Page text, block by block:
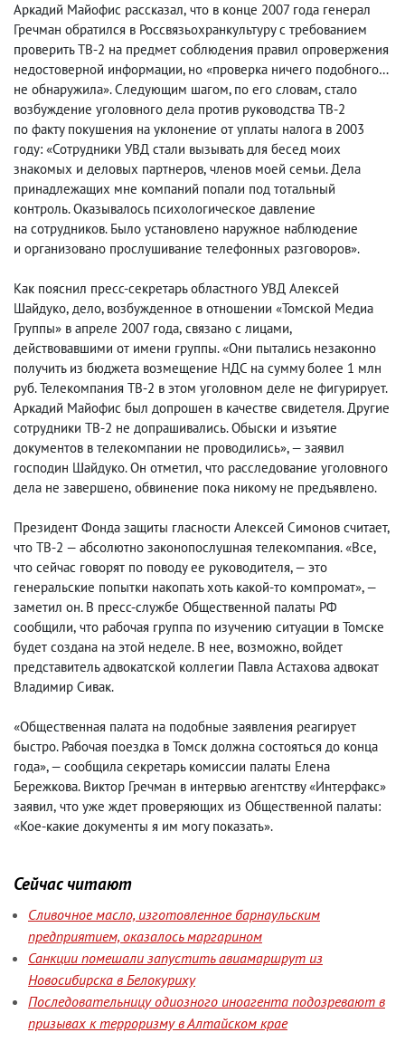
Аркадий Майофис рассказал, что в конце 2007 года генерал
Гречман обратился в Россвязьохранкультуру с требованием
проверить ТВ-2 на предмет соблюдения правил опровержения
недостоверной информации, но «проверка ничего подобного…
не обнаружила». Следующим шагом, по его словам, стало
возбуждение уголовного дела против руководства ТВ-2
по факту покушения на уклонение от уплаты налога в 2003
году: «Сотрудники УВД стали вызывать для бесед моих
знакомых и деловых партнеров, членов моей семьи. Дела
принадлежащих мне компаний попали под тотальный
контроль. Оказывалось психологическое давление
на сотрудников. Было установлено наружное наблюдение
и организовано прослушивание телефонных разговоров».
Как пояснил пресс-секретарь областного УВД Алексей
Шайдуко, дело, возбужденное в отношении «Томской Медиа
Группы» в апреле 2007 года, связано с лицами,
действовавшими от имени группы. «Они пытались незаконно
получить из бюджета возмещение НДС на сумму более 1 млн
руб. Телекомпания ТВ-2 в этом уголовном деле не фигурирует.
Аркадий Майофис был допрошен в качестве свидетеля. Другие
сотрудники ТВ-2 не допрашивались. Обыски и изъятие
документов в телекомпании не проводились», — заявил
господин Шайдуко. Он отметил, что расследование уголовного
дела не завершено, обвинение пока никому не предъявлено.
Президент Фонда защиты гласности Алексей Симонов считает,
что ТВ-2 — абсолютно законопослушная телекомпания. «Все,
что сейчас говорят по поводу ее руководителя, — это
генеральские попытки накопать хоть какой-то компромат», —
заметил он. В пресс-службе Общественной палаты РФ
сообщили, что рабочая группа по изучению ситуации в Томске
будет создана на этой неделе. В нее, возможно, войдет
представитель адвокатской коллегии Павла Астахова адвокат
Владимир Сивак.
«Общественная палата на подобные заявления реагирует
быстро. Рабочая поездка в Томск должна состояться до конца
года», — сообщила секретарь комиссии палаты Елена
Бережкова. Виктор Гречман в интервью агентству «Интерфакс»
заявил, что уже ждет проверяющих из Общественной палаты:
«Кое-какие документы я им могу показать».
Сейчас читают
Сливочное масло, изготовленное барнаульским
предприятием, оказалось маргарином
Санкции помешали запустить авиамаршрут из
Новосибирска в Белокуриху
Последовательницу одиозного иноагента подозревают в
призывах к терроризму в Алтайском крае